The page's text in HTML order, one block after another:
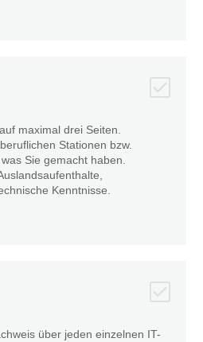
maximal drei Seiten.
Stationen bzw.
Sie gemacht haben.
Kenntnisse.
über jeden einzelnen IT-